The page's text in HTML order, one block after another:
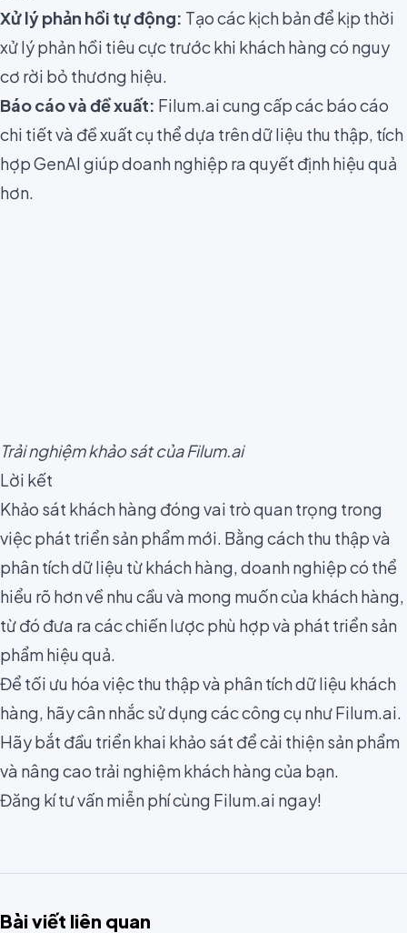
Xử lý phản hồi tự động: Tạo các kịch bản để kịp thời
xử lý phản hồi tiêu cực trước khi khách hàng có nguy
cơ rời bỏ thương hiệu.
Báo cáo và đề xuất: Filum.ai cung cấp các báo cáo
chi tiết và đề xuất cụ thể dựa trên dữ liệu thu thập, tích
hợp GenAI giúp doanh nghiệp ra quyết định hiệu quả
hơn.
Trải nghiệm khảo sát của Filum.ai
Lời kết
Khảo sát khách hàng đóng vai trò quan trọng trong
việc phát triển sản phẩm mới. Bằng cách thu thập và
phân tích dữ liệu từ khách hàng, doanh nghiệp có thể
hiểu rõ hơn về nhu cầu và mong muốn của khách hàng,
từ đó đưa ra các chiến lược phù hợp và phát triển sản
phẩm hiệu quả.
Để tối ưu hóa việc thu thập và phân tích dữ liệu khách
hàng, hãy cân nhắc sử dụng các công cụ như Filum.ai.
Hãy bắt đầu triển khai khảo sát để cải thiện sản phẩm
và nâng cao trải nghiệm khách hàng của bạn.
Đăng kí tư vấn miễn phí cùng Filum.ai ngay!
Bài viết liên quan